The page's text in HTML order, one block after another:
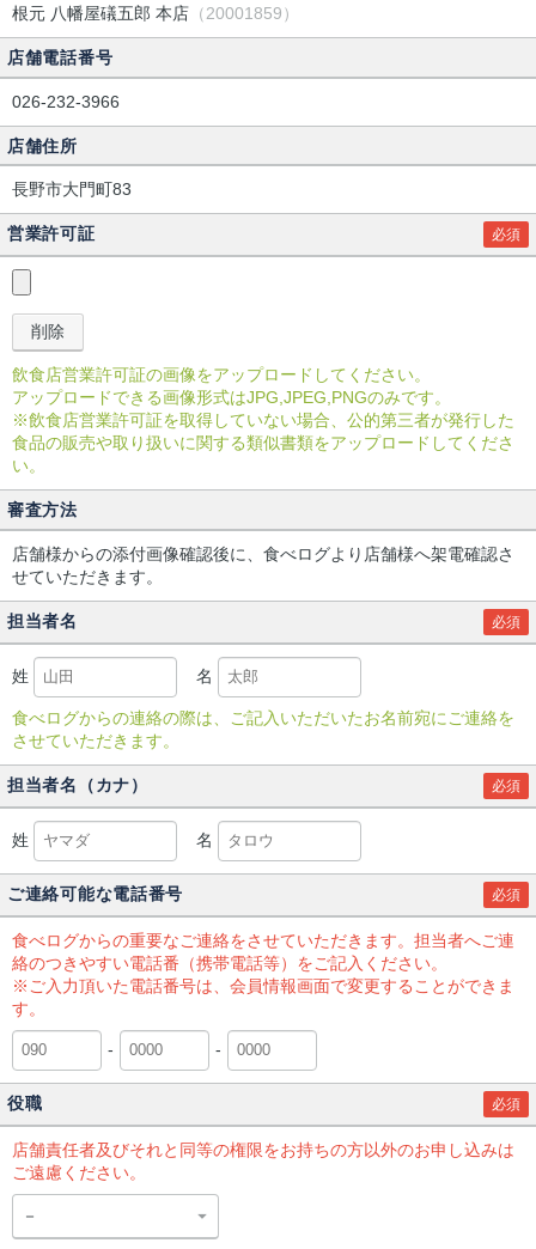
根元 八幡屋礒五郎 本店 （20001859）
店舗電話番号
026-232-3966
店舗住所
長野市大門町83
営業許可証 必須
飲食店営業許可証の画像をアップロードしてください。
アップロードできる画像形式はJPG,JPEG,PNGのみです。
※飲食店営業許可証を取得していない場合、公的第三者が発行した
食品の販売や取り扱いに関する類似書類をアップロードしてくださ
い。
審査方法
店舗様からの添付画像確認後に、食べログより店舗様へ架電確認さ
せていただきます。
担当者名 必須
姓 名
食べログからの連絡の際は、ご記入いただいたお名前宛にご連絡を
させていただきます。
担当者名（カナ） 必須
姓 名
ご連絡可能な電話番号 必須
食べログからの重要なご連絡をさせていただきます。担当者へご連
絡のつきやすい電話番（携帯電話等）をご記入ください。
※ご入力頂いた電話番号は、会員情報画面で変更することができま
す。
- -
役職 必須
店舗責任者及びそれと同等の権限をお持ちの方以外のお申し込みは
ご遠慮ください。